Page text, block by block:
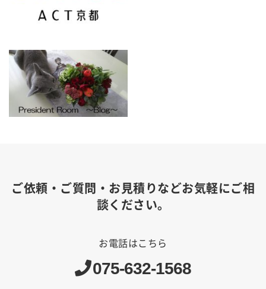
ご依頼・ご質問・お見積りなどお気軽にご相
談ください。
お電話はこちら
075-632-1568